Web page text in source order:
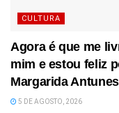
CULTURA
Agora é que me
mim e estou feliz
Margarida Antunes
5 DE AGOSTO, 2026